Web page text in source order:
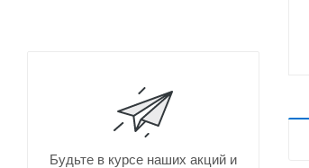
Будьте в курсе наших акций и